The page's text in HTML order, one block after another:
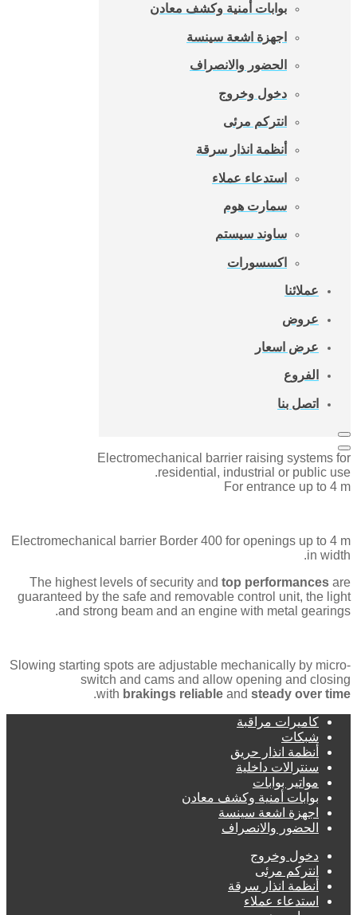
بوابات أمنية وكشف معادن
اجهزة اشعة سينسة
الحضور والانصراف
دخول وخروج
انتركم مرئى
أنظمة انذار سرقة
استدعاء عملاء
سمارت هوم
ساوند سيستم
اكسسورات
عملائنا
عروض
عرض اسعار
الفروع
اتصل بنا
Electromechanical barrier raising systems for
residential, industrial or public use.
For entrance up to 4 m
Electromechanical barrier Border 400 for openings up to 4 m
in width.
The highest levels of security and top performances are
guaranteed by the safe and removable control unit, the light
and strong beam and an engine with metal gearings.
Slowing starting spots are adjustable mechanically by micro-
switch and cams and allow opening and closing
with brakings reliable and steady over time
.
كاميرات مراقبة
شبكات
أنظمة انذار حريق
سنترالات داخلية
مواتير بوابات
بوابات أمنية وكشف معادن
اجهزة اشعة سينسة
الحضور والانصراف
دخول وخروج
انتركم مرئى
أنظمة انذار سرقة
استدعاء عملاء